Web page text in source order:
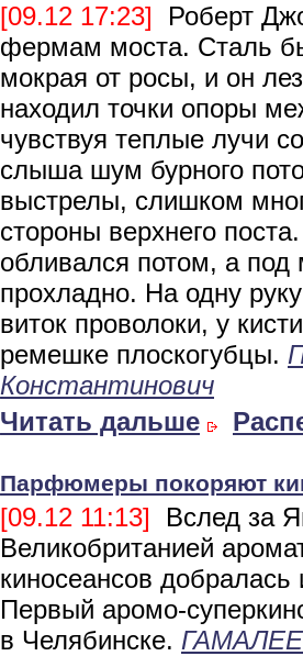
[09.12 17:23] Роберт
фермам моста. Сталь
мокрая от росы, и он
находил точки опоры
чувствуя теплые лучи
слыша шум бурного
выстрелы, слишком
стороны верхнего
обливался потом, а
прохладно. На одну
виток проволоки, у
ре­мешке плоскогубцы.
Константинович
Читать дальше
Парфюмеры покоряют
[09.12 11:13] Вслед за
Великобританией
киносеансов добралась
Первый аромо-
в Челябинске.